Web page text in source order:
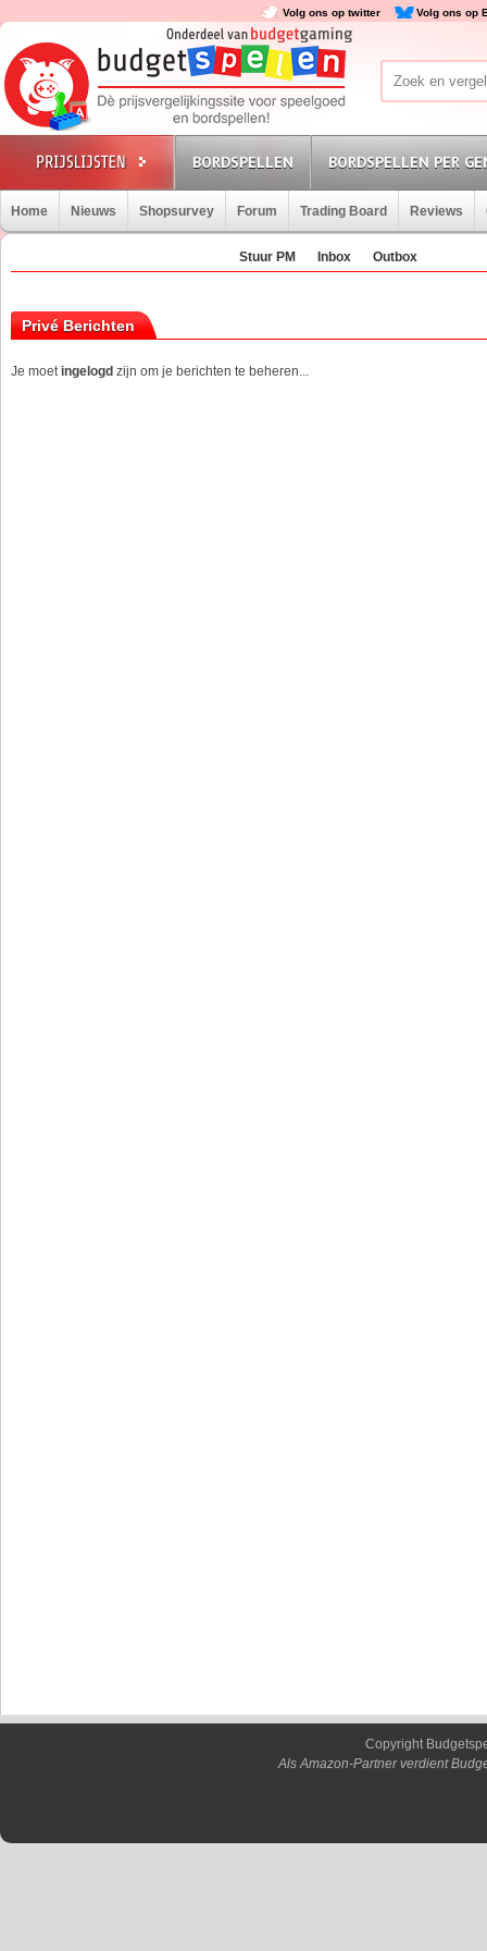
Volg ons op twitter Volg ons op
BORDSPELLEN BORDSPELLEN PER
Home Nieuws Shopsurvey Forum Trading Board Reviews
Stuur PM Inbox Outbox
Privé Berichten
Je moetingelogd zijn om je berichten te beheren...
Copyright
Als Amazon-Partner verdient